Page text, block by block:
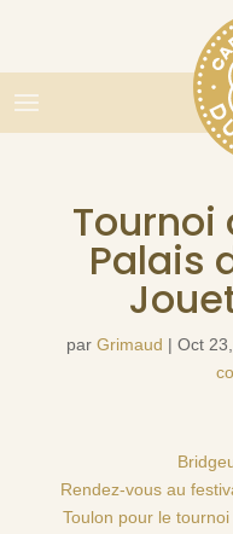
Tournoi
Palais
par Grimaud | Oct
Rendez-vous au
Toulon pour le